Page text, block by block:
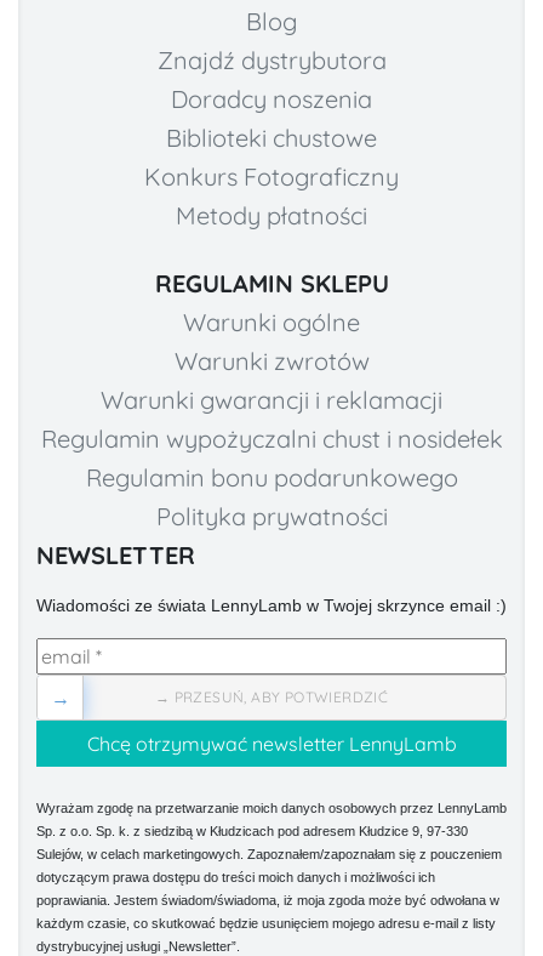
Blog
Znajdź dystrybutora
Doradcy noszenia
Biblioteki chustowe
Konkurs Fotograficzny
Metody płatności
REGULAMIN SKLEPU
Warunki ogólne
Warunki zwrotów
Warunki gwarancji i reklamacji
Regulamin wypożyczalni chust i nosidełek
Regulamin bonu podarunkowego
Polityka prywatności
NEWSLETTER
Wiadomości ze świata LennyLamb w Twojej skrzynce email :)
→ PRZESUŃ, ABY POTWIERDZIĆ
→
Wyrażam zgodę na przetwarzanie moich danych osobowych przez LennyLamb
Sp. z o.o. Sp. k. z siedzibą w Kłudzicach pod adresem Kłudzice 9, 97-330
Sulejów, w celach marketingowych. Zapoznałem/zapoznałam się z pouczeniem
dotyczącym prawa dostępu do treści moich danych i możliwości ich
poprawiania. Jestem świadom/świadoma, iż moja zgoda może być odwołana w
każdym czasie, co skutkować będzie usunięciem mojego adresu e-mail z listy
dystrybucyjnej usługi „Newsletter”.